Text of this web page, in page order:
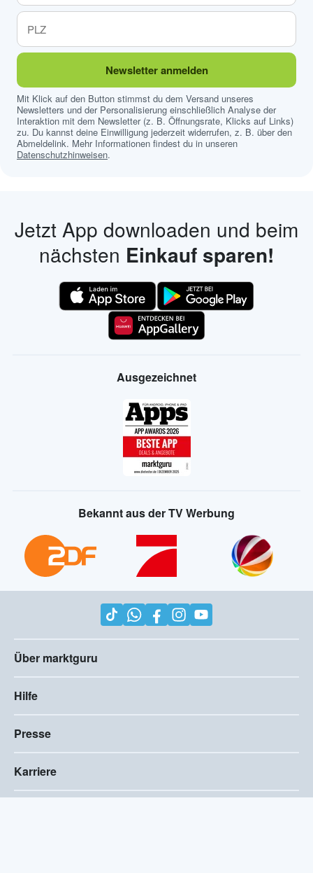
Newsletter anmelden
Mit Klick auf den Button stimmst du dem Versand unseres
Newsletters und der Personalisierung einschließlich Analyse der
Interaktion mit dem Newsletter (z. B. Öffnungsrate, Klicks auf Links)
zu. Du kannst deine Einwilligung jederzeit widerrufen, z. B. über den
Abmeldelink. Mehr Informationen findest du in unseren
Datenschutzhinweisen.
Jetzt App downloaden und beim
nächsten Einkauf sparen!
Ausgezeichnet
Bekannt aus der TV Werbung
Über marktguru
Hilfe
Presse
Karriere